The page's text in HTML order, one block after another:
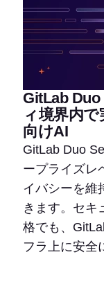
GitLab
ィ境界内
向けAI
GitLab Duo
ープライズレ
イバシーを維
きます。セキ
格でも、
フラ上に安全